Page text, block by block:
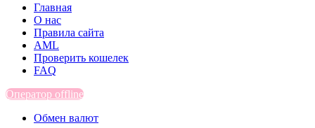
Главная
О нас
Правила сайта
AML
Проверить кошелек
FAQ
Оператор offline
Обмен валют